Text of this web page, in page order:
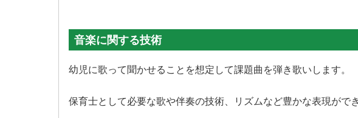
音楽に関する技術
幼児に歌って聞かせることを想定して課題曲を弾き歌いします。
保育士として必要な歌や伴奏の技術、リズムなど豊かな表現がで